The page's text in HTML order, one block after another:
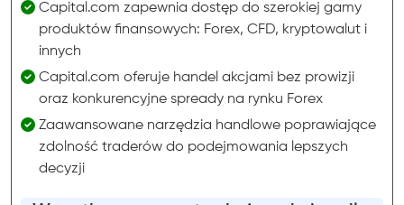
Capital.com zapewnia dostęp do szerokiej gamy
produktów finansowych: Forex, CFD, kryptowalut i
innych
Capital.com oferuje handel akcjami bez prowizji
oraz konkurencyjne spready na rynku Forex
Zaawansowane narzędzia handlowe poprawiające
zdolność traderów do podejmowania lepszych
decyzji